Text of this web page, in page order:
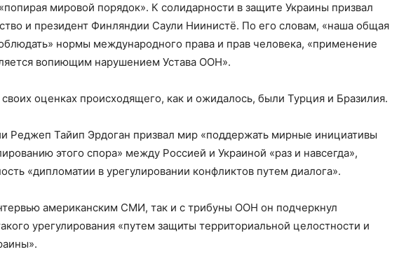
мировой порядок». К солидарности в защите Украины призвал
и президент Финляндии Саули Ниинистё. По его словам, «наша общая
нормы международного права и прав человека, «применение
вопиющим нарушением Устава ООН».
оценках происходящего, как и ожидалось, были Турция и Бразилия.
Реджеп Тайип Эрдоган призвал мир «поддержать мирные инициативы
этого спора» между Россией и Украиной «раз и навсегда»,
«дипломатии в урегулировании конфликтов путем диалога».
американским СМИ, так и с трибуны ООН он подчеркнул
урегулирования «путем защиты территориальной целостности и